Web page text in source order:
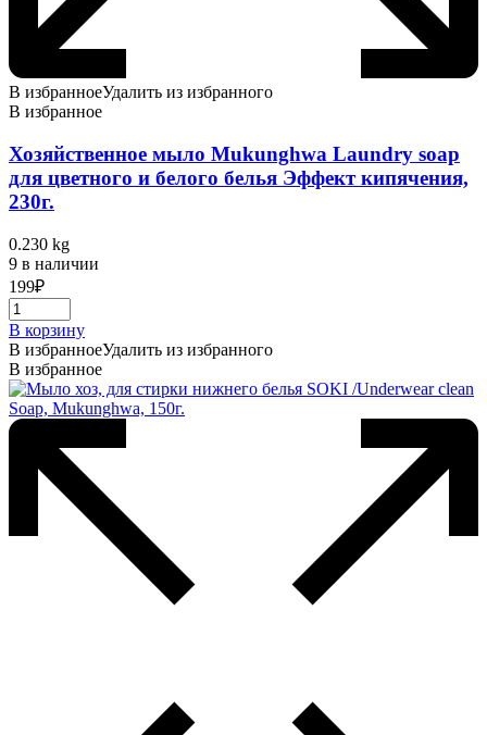
В избранноеУдалить из избранного
В избранное
Хозяйственное мыло Mukunghwa Laundry soap
для цветного и белого белья Эффект кипячения,
230г.
0.230 kg
9 в наличии
199₽
В корзину
В избранноеУдалить из избранного
В избранное